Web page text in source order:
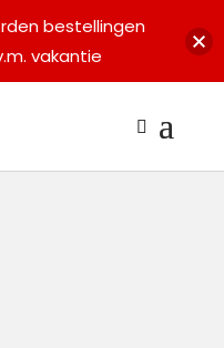
bestellingen
vakantie